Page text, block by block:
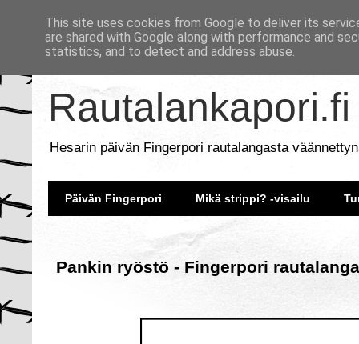
Rautalankapori.fi
Hesarin päivän Fingerpori rautalangasta
Päivän Fingerpori Mikä strippi? -visailu
Pankin ryöstö - Fingerpori
This site uses cookies from Google to deliver its
are shared with Google along with performance and
statistics, and to detect and address abuse.